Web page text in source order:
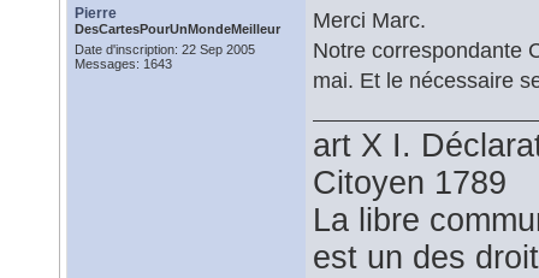
Pierre
DesCartesPourUnMondeMeilleur
Date d'inscription: 22 Sep 2005
Messages: 1643
Merci Marc.
Notre correspondante
mai. Et le nécessaire
art X I.
Citoyen 1789
La libre
est un des